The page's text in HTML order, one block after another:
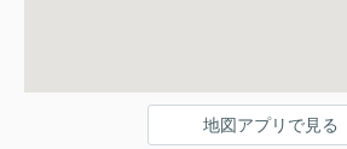
地図アプリで見る